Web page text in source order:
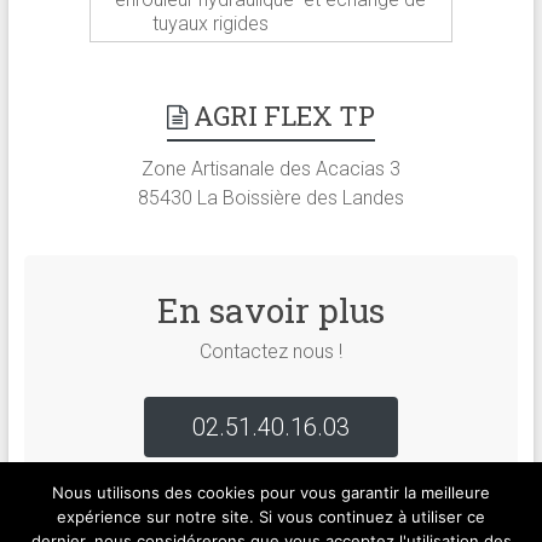
tuyaux rigides
AGRI FLEX TP
Zone Artisanale des Acacias 3
85430 La Boissière des Landes
En savoir plus
Contactez nous !
02.51.40.16.03
Nous utilisons des cookies pour vous garantir la meilleure
expérience sur notre site. Si vous continuez à utiliser ce